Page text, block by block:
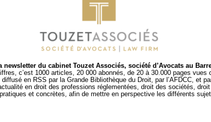
newsletter du cabinet Touzet Associés, société d’Avocats au
c’est 1000 articles, 20 000 abonnés, de 20 à 30.000 pages vues
diffusé en RSS par la Grande Bibliothèque du Droit, par l’AFDCC, et
en droit des professions réglementées, droit des sociétés,
et concrètes, afin de mettre en perspective les différents